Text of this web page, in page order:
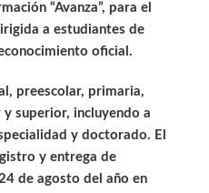
“Avanza”, para el
a estudiantes de
oficial.
preescolar, primaria,
superior, incluyendo a
y doctorado. El
y entrega de
de agosto del año en